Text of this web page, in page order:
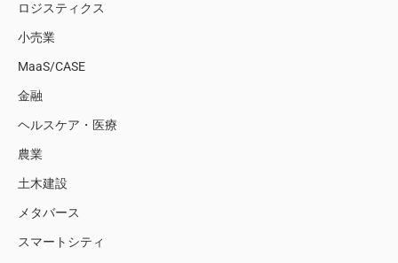
ロジスティクス
小売業
MaaS/CASE
金融
ヘルスケア・医療
農業
土木建設
メタバース
スマートシティ